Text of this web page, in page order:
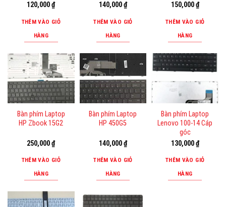
120,000₫
THÊM VÀO GIỎ
HÀNG
140,000₫
THÊM VÀO GIỎ
HÀNG
150,000₫
THÊM VÀO GIỎ
HÀNG
Bàn phím Laptop
HP Zbook 15G2
250,000₫
THÊM VÀO GIỎ
HÀNG
Bàn phím Laptop
HP 450G5
140,000₫
THÊM VÀO GIỎ
HÀNG
Bàn phím Laptop
Lenovo 100-14 Cáp
góc
130,000₫
THÊM VÀO GIỎ
HÀNG